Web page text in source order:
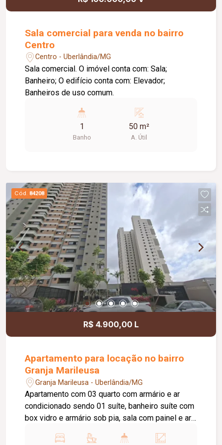
Sala comercial para venda no bairro
Centro
Centro - Uberlândia/MG
Sala comercial. O imóvel conta com: Sala;
Banheiro; O edifício conta com: Elevador;
Banheiros de uso comum.
1
Banho
50 m²
A. Útil
Cód. 84208
R$ 4.900,00 L
Apartamento para locação no bairro
Granja Marileusa
Granja Marileusa - Uberlândia/MG
Apartamento com 03 quarto com armário e ar
condicionado sendo 01 suíte, banheiro suíte com
box vidro e armário sob pia, sala com painel e ar
armário e cooktop, área de serviço, 01 banheiro